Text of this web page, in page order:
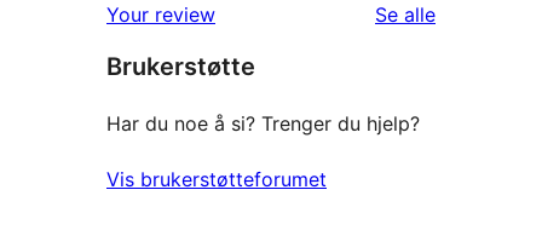
Your review Se alleomtalene
Brukerstøtte
Har du noe å si? Trenger du hjelp?
Vis brukerstøtteforumet